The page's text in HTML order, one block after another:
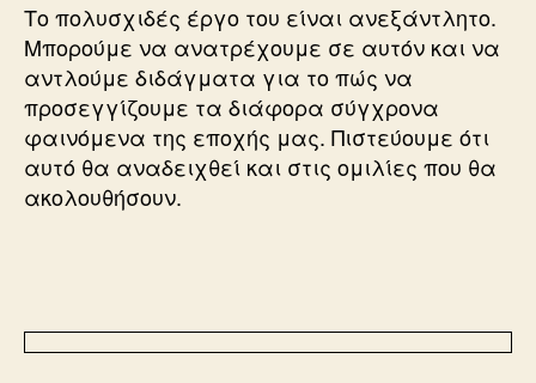
Το πολυσχιδές έργο του είναι ανεξάντλητο.
Μπορούμε να ανατρέχουμε σε αυτόν και να
αντλούμε διδάγματα για το πώς να
προσεγγίζουμε τα διάφορα σύγχρονα
φαινόμενα της εποχής μας. Πιστεύουμε ότι
αυτό θα αναδειχθεί και στις ομιλίες που θα
ακολουθήσουν.